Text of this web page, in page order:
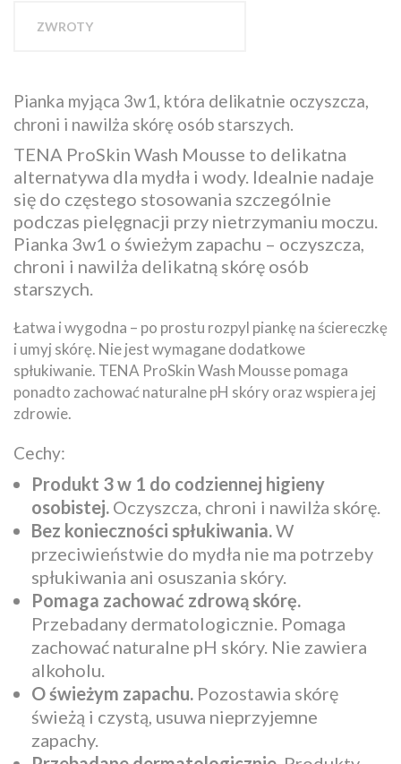
ZWROTY
Pianka myjąca 3w1, która delikatnie oczyszcza,
chroni i nawilża skórę osób starszych.
TENA ProSkin Wash Mousse to delikatna
alternatywa dla mydła i wody. Idealnie nadaje
się do częstego stosowania szczególnie
podczas pielęgnacji przy nietrzymaniu moczu.
Pianka 3w1 o świeżym zapachu – oczyszcza,
chroni i nawilża delikatną skórę osób
starszych.
Łatwa i wygodna – po prostu rozpyl piankę na ściereczkę
i umyj skórę. Nie jest wymagane dodatkowe
spłukiwanie. TENA ProSkin Wash Mousse pomaga
ponadto zachować naturalne pH skóry oraz wspiera jej
zdrowie.
Cechy:
Produkt 3 w 1 do codziennej higieny
osobistej. Oczyszcza, chroni i nawilża skórę.
Bez konieczności spłukiwania.W
przeciwieństwie do mydła nie ma potrzeby
spłukiwania ani osuszania skóry.
Pomaga zachować zdrową skórę.
Przebadany dermatologicznie. Pomaga
zachować naturalne pH skóry. Nie zawiera
alkoholu.
O świeżym zapachu. Pozostawia skórę
świeżą i czystą, usuwa nieprzyjemne
zapachy.